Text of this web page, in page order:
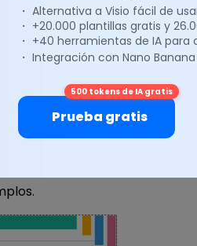
emoción. Sirven de gran
más realistas. Claro que
diagramas, como por
・ Alternativa a Visio fácil de
・ +20.000 plantillas gratis y
・ +40 herramientas de IA
・ Integración con Nano Banana
500 tokens de IA gratis
Prueba gratis